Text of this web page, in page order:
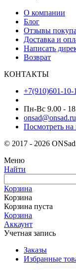
О компании
Блог
Отзывы
Доставка и
Написать
Возврат
КОНТАКТЫ
+7(910)601-10-
Пн-Вс 9.00 -
onsad@onsad.ru
Посмотреть на
© 2017 - 2026
Меню
Найти
Корзина
Корзина
Корзина пуста
Корзина
Аккаунт
Учетная запись
Заказы
Избранные